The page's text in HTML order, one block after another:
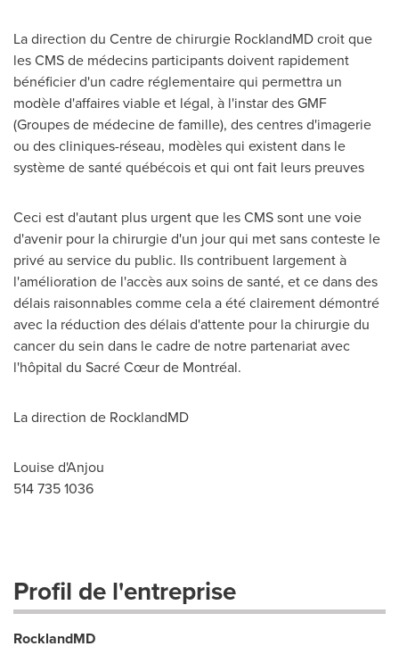
La direction du Centre de chirurgie RocklandMD croit que
les CMS de médecins participants doivent rapidement
bénéficier d'un cadre réglementaire qui permettra un
modèle d'affaires viable et légal, à l'instar des GMF
(Groupes de médecine de famille), des centres d'imagerie
ou des cliniques-réseau, modèles qui existent dans le
système de santé québécois et qui ont fait leurs preuves
Ceci est d'autant plus urgent que les CMS sont une voie
d'avenir pour la chirurgie d'un jour qui met sans conteste le
privé au service du public. Ils contribuent largement à
l'amélioration de l'accès aux soins de santé, et ce dans des
délais raisonnables comme cela a été clairement démontré
avec la réduction des délais d'attente pour la chirurgie du
cancer du sein dans le cadre de notre partenariat avec
l'hôpital du Sacré Cœur de Montréal.
La direction de RocklandMD
Louise d'Anjou
514 735 1036
Profil de l'entreprise
RocklandMD